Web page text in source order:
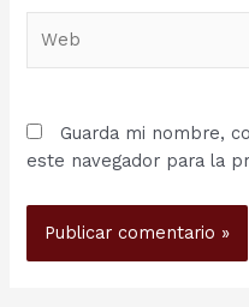
Guarda mi nombre,
este navegador para la